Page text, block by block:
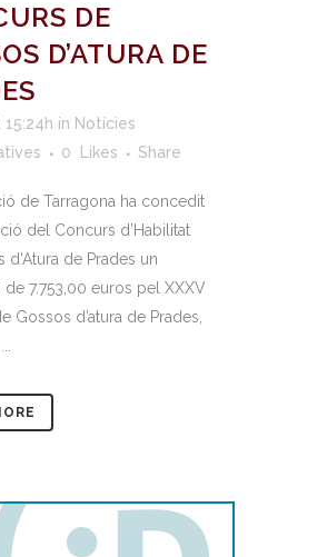
DE
D’ATURA DE
in Notícies
0 Likes Share
de Tarragona ha concedit
del Concurs d’Habilitat
d’Atura de Prades un
7.753,00 euros pel XXXV
Gossos d’atura de Prades,